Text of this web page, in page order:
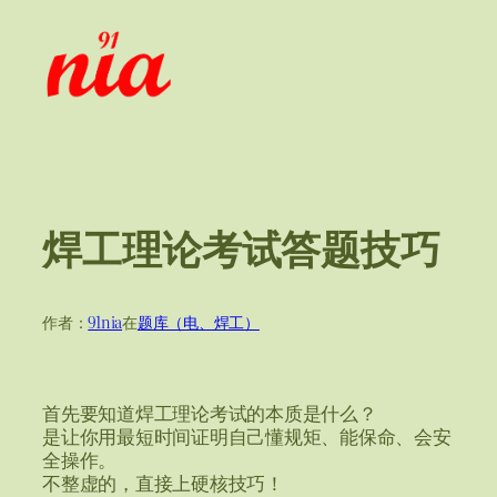
焊工理论考试答题技巧
作者：91nia在题库（电、焊工）
首先要知道焊工理论考试的本质是什么？
是让你用最短时间证明自己懂规矩、能保命、会安
全操作。
不整虚的，直接上硬核技巧！